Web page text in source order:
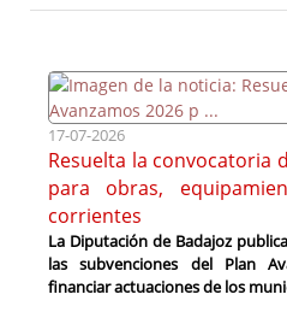
17-07-2026
Resuelta la convocatoria
para obras,
corrientes
La Diputación de Badajoz
las subvenciones del Plan
financiar actuaciones de los